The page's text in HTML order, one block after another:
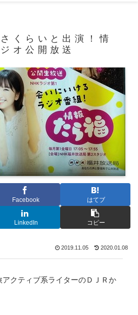
くらいと出演！情
オ公開放送
Facebook はてブ
LinkedIn コピー
2019.11.05 2020.01.08
アクティブ系ライターのＤＪＲか